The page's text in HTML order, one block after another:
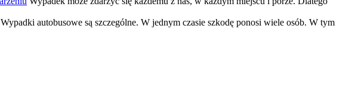
Wypadki autobusowe są szczególne. W jednym czasie szkodę ponosi wiele osób. W tym